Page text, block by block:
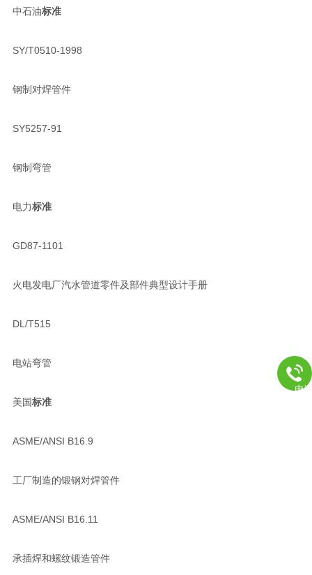
中石油标准
SY/T0510-1998
钢制对焊管件
SY5257-91
钢制弯管
电力标准
GD87-1101
火电发电厂汽水管道零件及部件典型设计手册
DL/T515
电站弯管
美国标准
ASME/ANSI B16.9
工厂制造的锻钢对焊管件
ASME/ANSI B16.11
承插焊和螺纹锻造管件
电